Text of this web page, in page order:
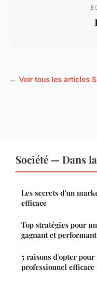
← Voir tous les articles
Société — Dans
Les secrets d'un
efficace
Top stratégies pour
gagnant et performant
5 raisons d'opter pour
professionnel efficace